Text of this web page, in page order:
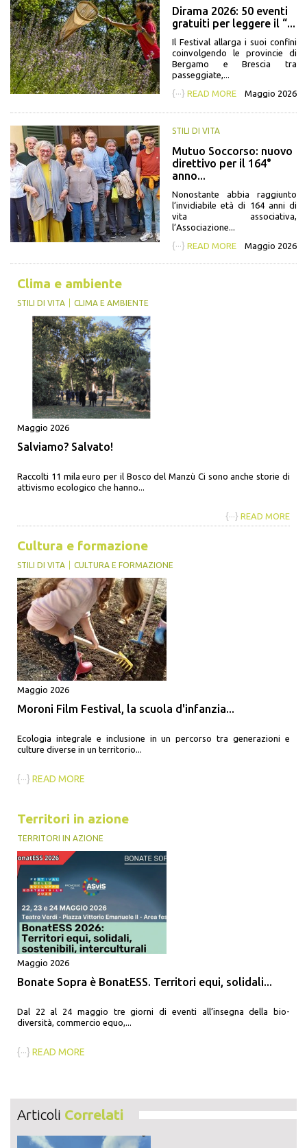
Dirama 2026: 50 eventi
gratuiti per leggere il “...
Il Festival allarga i suoi confini
coinvolgendo le provincie di
Bergamo e Brescia tra
passeggiate,...
{···} READ MORE Maggio 2026
STILI DI VITA
Mutuo Soccorso: nuovo
direttivo per il 164°
anno...
Nonostante abbia raggiunto
l’invidiabile età di 164 anni di
vita associativa,
l’Associazione...
{···} READ MORE Maggio 2026
Clima e ambiente
STILI DI VITA CLIMA E AMBIENTE
Maggio 2026
Salviamo? Salvato!
Raccolti 11 mila euro per il Bosco del Manzù Ci sono anche storie di
attivismo ecologico che hanno...
{···} READ MORE
Cultura e formazione
STILI DI VITA CULTURA E FORMAZIONE
Maggio 2026
Moroni Film Festival, la scuola d'infanzia...
Ecologia integrale e inclusione in un percorso tra generazioni e
culture diverse in un territorio...
{···} READ MORE
Territori in azione
TERRITORI IN AZIONE
Maggio 2026
Bonate Sopra è BonatESS. Territori equi, solidali...
Dal 22 al 24 maggio tre giorni di eventi all’insegna della bio-
diversità, commercio equo,...
{···} READ MORE
Articoli Correlati